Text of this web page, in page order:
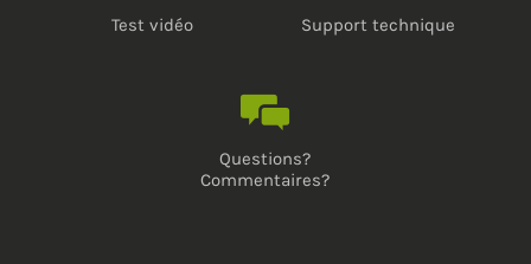
Test vidéo Support technique
Questions?
Commentaires?